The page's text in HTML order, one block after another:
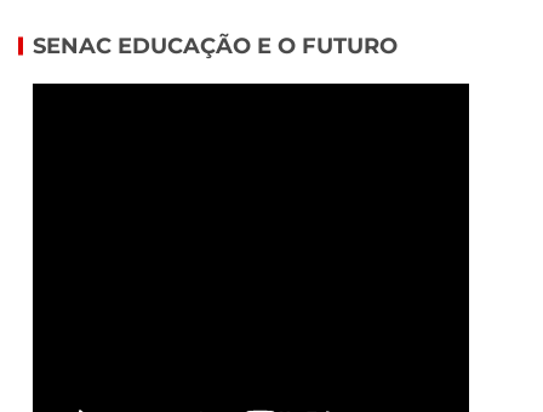
SENAC EDUCAÇÃO E O FUTURO